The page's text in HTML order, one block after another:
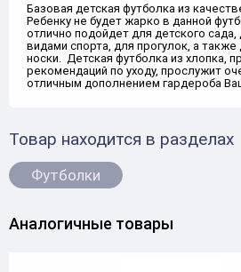
Базовая детская футболка из
Ребенку не будет жарко в данной
отлично подойдет для детского
видами спорта, для прогулок, а
носки. Детская футболка из хлопка,
рекомендаций по уходу, прослужит
отличным дополнением гардероба
Товар находится в разделах
Футболки
Аналогичные товары